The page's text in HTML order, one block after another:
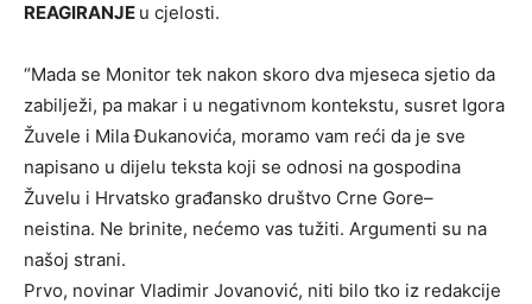
REAGIRANJE u cjelosti.
“Mada se Monitor tek nakon skoro dva mjeseca sjetio da
zabilježi, pa makar i u negativnom kontekstu, susret Igora
Žuvele i Mila Đukanovića, moramo vam reći da je sve
napisano u dijelu teksta koji se odnosi na gospodina
Žuvelu i Hrvatsko građansko društvo Crne Gore–
neistina. Ne brinite, nećemo vas tužiti. Argumenti su na
našoj strani.
Prvo, novinar Vladimir Jovanović, niti bilo tko iz redakcije